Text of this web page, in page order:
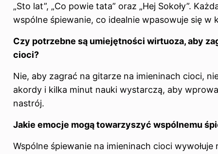
„Sto lat”, „Co powie tata” oraz „Hej Sokoły”.
wspólne śpiewanie, co idealnie wpasowuje się w
Czy potrzebne są umiejętności wirtuoza, aby
cioci?
Nie, aby zagrać na gitarze na imieninach cioci,
akordy i kilka minut nauki wystarczą, aby
nastrój.
Jakie emocje mogą towarzyszyć wspólnemu
Wspólne śpiewanie na imieninach cioci